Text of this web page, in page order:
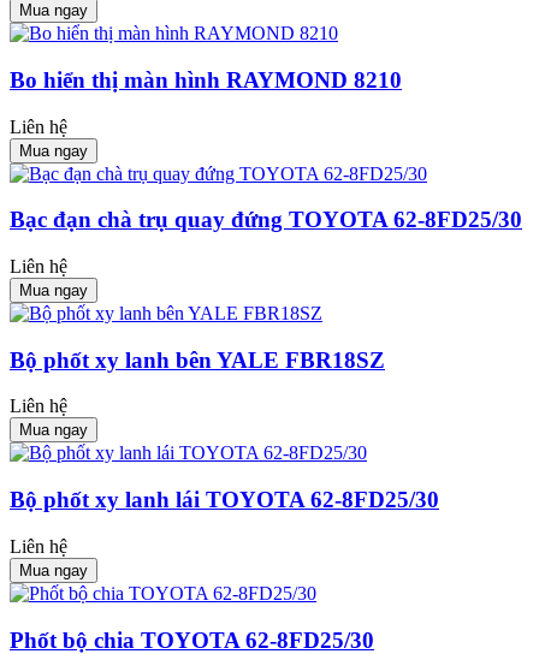
Mua ngay
Bo hiển thị màn hình RAYMOND 8210
Liên hệ
Mua ngay
Bạc đạn chà trụ quay đứng TOYOTA 62-8FD25/30
Liên hệ
Mua ngay
Bộ phốt xy lanh bên YALE FBR18SZ
Liên hệ
Mua ngay
Bộ phốt xy lanh lái TOYOTA 62-8FD25/30
Liên hệ
Mua ngay
Phốt bộ chia TOYOTA 62-8FD25/30